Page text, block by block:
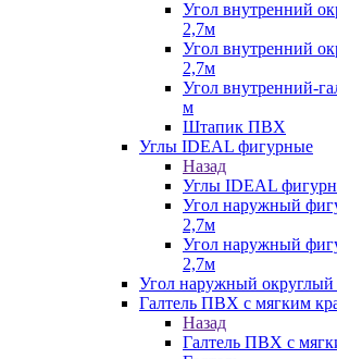
Угол внутренний
2,7м
Угол внутренний
2,7м
Угол внутренний-
м
Штапик ПВХ
Углы IDEAL фигурные
Назад
Углы IDEAL
Угол наружный
2,7м
Угол наружный
2,7м
Угол наружный
Галтель ПВХ с мягким
Назад
Галтель ПВХ с